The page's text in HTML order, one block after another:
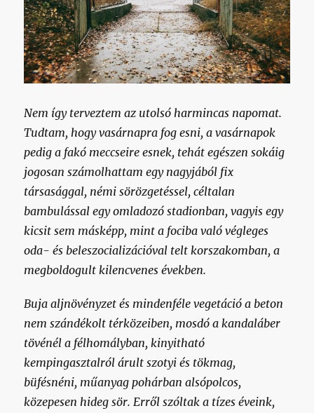
Nem így terveztem az utolsó harmincas napomat.
Tudtam, hogy vasárnapra fog esni, a vasárnapok
pedig a fakó meccseire esnek, tehát egészen sokáig
jogosan számolhattam egy nagyjából fix
társasággal, némi sörözgetéssel, céltalan
bambulással egy omladozó stadionban, vagyis egy
kicsit sem másképp, mint a fociba való végleges
oda- és beleszocializációval telt korszakomban, a
megboldogult kilencvenes években.
Buja aljnövényzet és mindenféle vegetáció a beton
nem szándékolt térközeiben, mosdó a kandaláber
tövénél a félhomályban, kinyitható
kempingasztalról árult szotyi és tökmag,
büfésnéni, műanyag pohárban alsópolcos,
közepesen hideg sör. Erről szóltak a tízes éveink,